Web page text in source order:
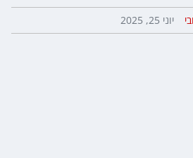
יוני 25, 2025